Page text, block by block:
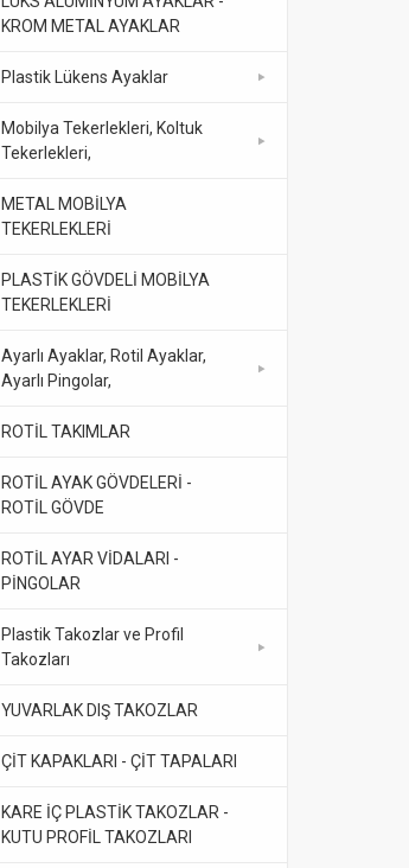
KROM METAL AYAKLAR
Plastik Lükens Ayaklar
Mobilya Tekerlekleri, Koltuk
Tekerlekleri,
METAL MOBİLYA
TEKERLEKLERİ
PLASTİK GÖVDELİ MOBİLYA
TEKERLEKLERİ
Ayarlı Ayaklar, Rotil Ayaklar,
Ayarlı Pingolar,
ROTİL TAKIMLAR
ROTİL AYAK GÖVDELERİ -
ROTİL GÖVDE
ROTİL AYAR VİDALARI -
PİNGOLAR
Plastik Takozlar ve Profil
Takozları
YUVARLAK DIŞ TAKOZLAR
ÇİT KAPAKLARI - ÇİT TAPALARI
KARE İÇ PLASTİK TAKOZLAR -
KUTU PROFİL TAKOZLARI